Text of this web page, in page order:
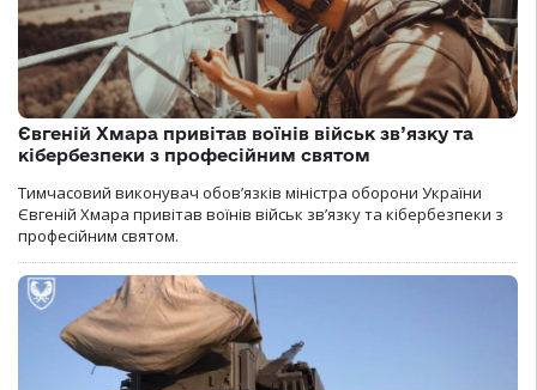
Євгеній Хмара привітав воїнів військ зв’язку та
кібербезпеки з професійним святом
Тимчасовий виконувач обов’язків міністра оборони України
Євгеній Хмара привітав воїнів військ зв’язку та кібербезпеки з
професійним святом.